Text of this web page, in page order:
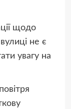
щодо
не є
увагу на